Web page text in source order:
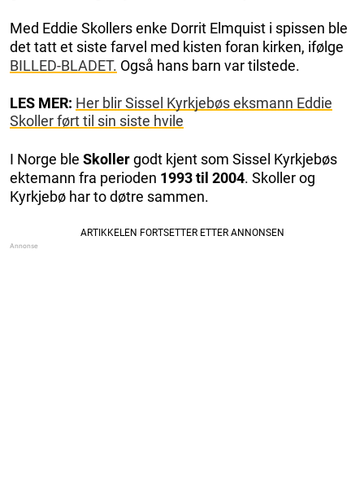
Med Eddie Skollers enke Dorrit Elmquist i spissen ble
det tatt et siste farvel med kisten foran kirken, ifølge
BILLED-BLADET. Også hans barn var tilstede.
LES MER: Her blir Sissel Kyrkjebøs eksmann Eddie
Skoller ført til sin siste hvile
I Norge ble Skollergodt kjent som Sissel Kyrkjebøs
ektemann fra perioden 1993 til 2004. Skoller og
Kyrkjebø har to døtre sammen.